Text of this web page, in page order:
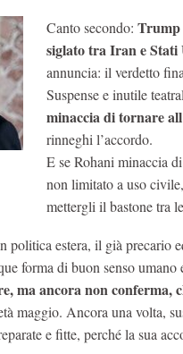
Canto secondo: Trump
siglato tra Iran e
annuncia: il verdetto
Suspense e inutile
minaccia di tornare
rinneghi l’accordo.
E se Rohani minaccia
non limitato a uso civile,
mettergli il bastone tra
politica estera, il già
forma di buon senso
ma ancora non conferma,
maggio. Ancora una volta,
e fitte, perché la sua